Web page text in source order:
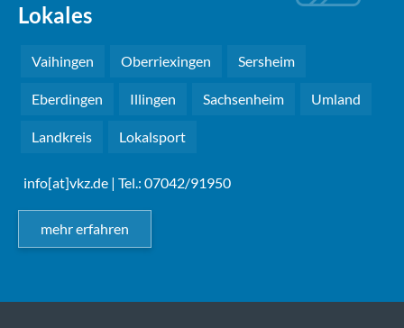
Lokales
Vaihingen Oberriexingen Sersheim
Eberdingen Illingen Sachsenheim Umland
Landkreis Lokalsport
info[at]vkz.de | Tel.: 07042/91950
mehr erfahren